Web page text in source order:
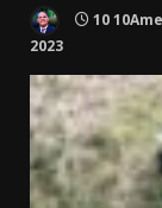
10
2023